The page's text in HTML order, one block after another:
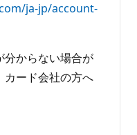
ja-jp/account-
分からない場合が
カード会社の方へ